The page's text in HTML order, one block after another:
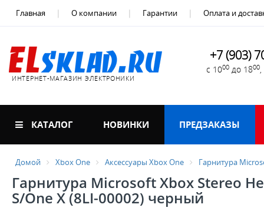
Главная О компании Гарантии Оплата и
ИНТЕРНЕТ-МАГАЗИН ЭЛЕКТРОНИКИ
+7 (903)
с 1000 до 1800
КАТАЛОГ НОВИНКИ ПРЕДЗАКАЗЫ
Домой Xbox One Аксессуары Xbox One Гарнитура
Гарнитура Microsoft Xbox Stereo
S/One X (8LI-00002) черный